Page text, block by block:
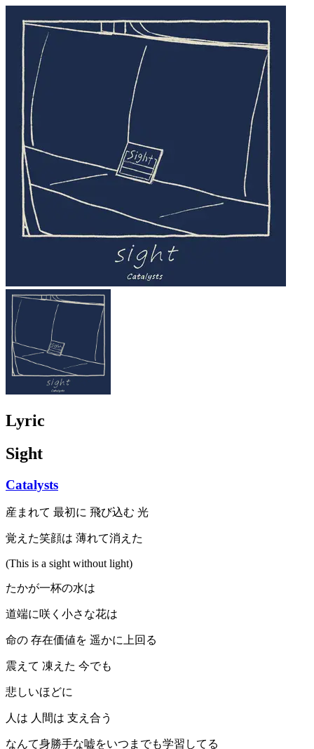
Lyric
Sight
Catalysts
産まれて 最初に 飛び込む 光
覚えた笑顔は 薄れて消えた
(This is a sight without light)
たかが一杯の水は
道端に咲く小さな花は
命の 存在価値を 遥かに上回る
震えて 凍えた 今でも
悲しいほどに
人は 人間は 支え合う
なんて身勝手な嘘をいつまでも学習してる